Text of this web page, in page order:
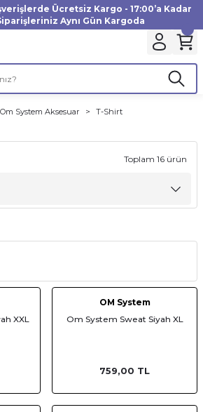
Ücretsiz Kargo - 17:00’a Kadar
Aynı Gün Kargoda
Dön
Dön
Dön
Dön
Dön
Dön
Dön
Dön
Dön
Dön
Dön
Dön
Om System Aksesuar T-Shirt
Toplam 16 ürün
XXL
OM System
Om System Sweat Siyah XL
759,00 TL